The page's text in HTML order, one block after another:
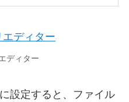
ディター
設定すると、ファイル